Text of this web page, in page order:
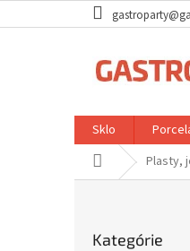
na
Sklo
DomovPlasty,
kategórie
Kategórie